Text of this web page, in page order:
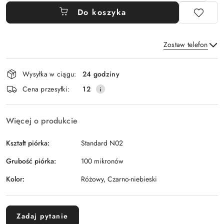
Do koszyka
Zostaw telefon
Wyślij
Dostępność
i
dostawa
Wysyłka w ciągu:
24 godziny
Cena przesyłki:
12
Więcej o produkcie
Kształt piórka:
Standard N02
Grubość piórka:
100 mikronów
Kolor:
Różowy, Czarno-niebieski
Zadaj pytanie